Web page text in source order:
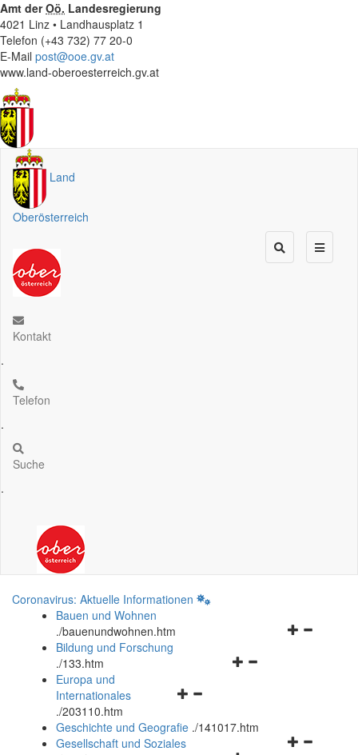
Amt derOö. Landesregierung
4021 Linz • Landhausplatz 1
Telefon (+43 732) 77 20-0
E-Mail post@ooe.gv.at
www.land-oberoesterreich.gv.at
Land
Oberösterreich
Kontakt
.
Telefon
.
Suche
.
Coronavirus: Aktuelle Informationen
Bauen und Wohnen
./bauenundwohnen.htm
Navigationsmenü
Bildung und Forschung
./133.htm
Navigationsmenü
und
schließen
Europa und
Internationales
./203110.htm
Geschichte und Geografie ./141017.htm
Gesellschaft und Soziales